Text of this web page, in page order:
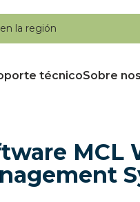
la región
técnicoSobre
MCL